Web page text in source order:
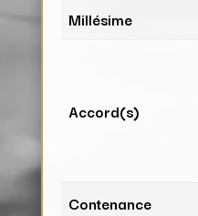
Millésime
Accord(s)
Contenance